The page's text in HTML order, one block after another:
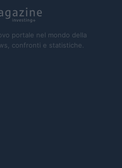
portale nel mondo della
confronti e statistiche.